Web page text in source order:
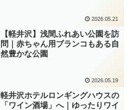
2026.05.21
【軽井沢】浅間ふれあい公園を訪
問｜赤ちゃん用ブランコもある自
然豊かな公園
2026.05.19
軽井沢ホテルロンギングハウスの
「ワイン酒場」へ｜ゆったりワイ